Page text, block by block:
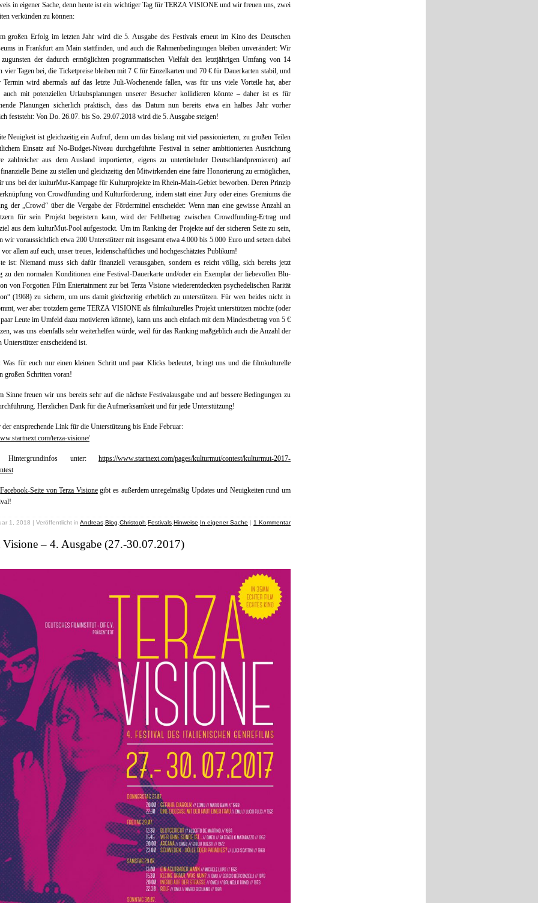
in eigener Sache, denn heute ist ein wichtiger Tag für TERZA VISIONE und wir freuen uns, zwei
verkünden zu können:
großen Erfolg im letzten Jahr wird die 5. Ausgabe des Festivals erneut im Kino des Deutschen
in Frankfurt am Main stattfinden, und auch die Rahmenbedingungen bleiben unverändert: Wir
zugunsten der dadurch ermöglichten programmatischen Vielfalt den letztjährigen Umfang von 14
vier Tagen bei, die Ticketpreise bleiben mit 7 € für Einzelkarten und 70 € für Dauerkarten stabil, und
Termin wird abermals auf das letzte Juli-Wochenende fallen, was für uns viele Vorteile hat, aber
auch mit potenziellen Urlaubsplanungen unserer Besucher kollidieren könnte – daher ist es für
Planungen sicherlich praktisch, dass das Datum nun bereits etwa ein halbes Jahr vorher
feststeht: Von Do. 26.07. bis So. 29.07.2018 wird die 5. Ausgabe steigen!
Neuigkeit ist gleichzeitig ein Aufruf, denn um das bislang mit viel passioniertem, zu großen Teilen
Einsatz auf No-Budget-Niveau durchgeführte Festival in seiner ambitionierten Ausrichtung
zahlreicher aus dem Ausland importierter, eigens zu untertitelnder Deutschlandpremieren) auf
Beine zu stellen und gleichzeitig den Mitwirkenden eine faire Honorierung zu ermöglichen,
uns bei der kulturMut-Kampage für Kulturprojekte im Rhein-Main-Gebiet beworben. Deren Prinzip
von Crowdfunding und Kulturförderung, indem statt einer Jury oder eines Gremiums die
der „Crowd“ über die Vergabe der Fördermittel entscheidet: Wenn man eine gewisse Anzahl an
für sein Projekt begeistern kann, wird der Fehlbetrag zwischen Crowdfunding-Ertrag und
aus dem kulturMut-Pool aufgestockt. Um im Ranking der Projekte auf der sicheren Seite zu sein,
wir voraussichtlich etwa 200 Unterstützer mit insgesamt etwa 4.000 bis 5.000 Euro und setzen dabei
allem auf euch, unser treues, leidenschaftliches und hochgeschätztes Publikum!
ist: Niemand muss sich dafür finanziell verausgaben, sondern es reicht völlig, sich bereits jetzt
zu den normalen Konditionen eine Festival-Dauerkarte und/oder ein Exemplar der liebevollen Blu-
von Forgotten Film Entertainment zur bei Terza Visione wiederentdeckten psychedelischen Rarität
(1968) zu sichern, um uns damit gleichzeitig erheblich zu unterstützen. Für wen beides nicht in
wer aber trotzdem gerne TERZA VISIONE als filmkulturelles Projekt unterstützen möchte (oder
Leute im Umfeld dazu motivieren könnte), kann uns auch einfach mit dem Mindestbetrag von 5 €
was uns ebenfalls sehr weiterhelfen würde, weil für das Ranking maßgeblich auch die Anzahl der
Unterstützer entscheidend ist.
Was für euch nur einen kleinen Schritt und paar Klicks bedeutet, bringt uns und die filmkulturelle
großen Schritten voran!
Sinne freuen wir uns bereits sehr auf die nächste Festivalausgabe und auf bessere Bedingungen zu
Herzlichen Dank für die Aufmerksamkeit und für jede Unterstützung!
entsprechende Link für die Unterstützung bis Ende Februar:
terza-visione/
Hintergrundinfos unter: https://www.startnext.com/pages/kulturmut/contest/kulturmut-2017-
Facebook-Seite von Terza Visionegibt es außerdem unregelmäßig Updates und Neuigkeiten rund um
1, 2018 | Veröffentlicht in Andreas Blog Christoph Festivals Hinweise In eigener Sache | 1 Kommentar
Visione – 4. Ausgabe (27.-30.07.2017)